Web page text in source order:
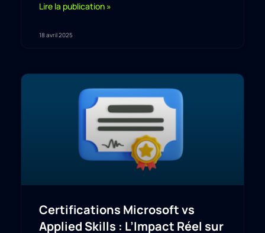
Lire la publication »
18 avril 2025
Certifications Microsoft vs
Applied Skills : L’Impact Réel sur